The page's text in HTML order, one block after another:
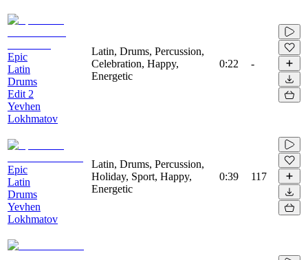
Epic
Latin
Drums
Edit 2
Yevhen
Lokhmatov
Latin, Drums, Percussion,
Celebration, Happy,
Energetic
0:22 -
Epic
Latin
Drums
Yevhen
Lokhmatov
Latin, Drums, Percussion,
Holiday, Sport, Happy,
Energetic
0:39 117